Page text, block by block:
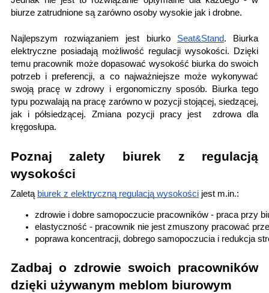
biurze zatrudnione są zarówno osoby wysokie jak i drobne.
Najlepszym rozwiązaniem jest biurko Seat&Stand. Biurka
elektryczne posiadają możliwość regulacji wysokości. Dzięki
temu pracownik może dopasować wysokość biurka do swoich
potrzeb i preferencji, a co najważniejsze może wykonywać
swoją pracę w zdrowy i ergonomiczny sposób. Biurka tego
typu pozwalają na pracę zarówno w pozycji stojącej, siedzącej,
jak i półsiedzącej. Zmiana pozycji pracy jest zdrowa dla
kręgosłupa.
Poznaj zalety biurek z regulacją
wysokości
Zaletą biurek z elektryczną regulacją wysokościjest m.in.:
zdrowie i dobre samopoczucie pracowników - praca przy
elastyczność - pracownik nie jest zmuszony pracować
poprawa koncentracji, dobrego samopoczucia i redukcja
Zadbaj o zdrowie swoich pracowników
dzięki używanym meblom biurowym